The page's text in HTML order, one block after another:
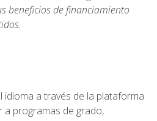
beneficios de financiamiento
idioma a través de la plataforma
a programas de grado,